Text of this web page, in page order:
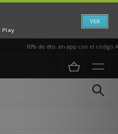
Play
VER
10% de dto. en app con el código APP10